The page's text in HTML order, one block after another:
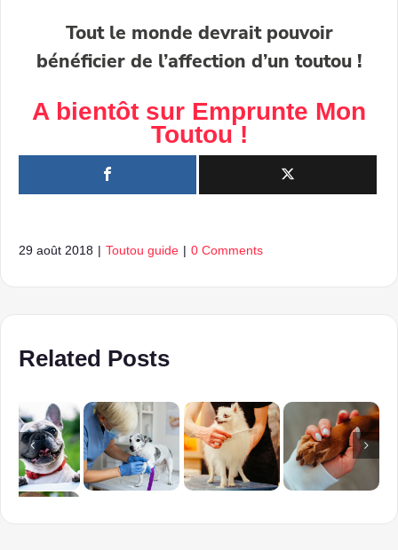
Tout le monde devrait pouvoir
bénéficier de l’affection d’un toutou !
A bientôt sur Emprunte Mon
Toutou!
29 août 2018 | Toutou guide | 0 Comments
Related Posts